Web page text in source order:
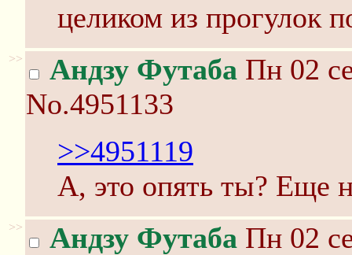
целиком из прогулок
>> Андзу Футаба Пн 02
No.4951133
>>4951119
А, это опять ты? Еще
>> Андзу Футаба Пн 02